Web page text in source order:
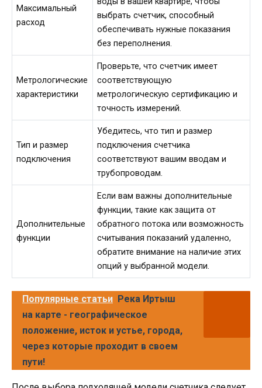
Максимальный
расход
выбрать счетчик, способный
обеспечивать нужные показания
без переполнения.
Метрологические
характеристики
Проверьте, что счетчик имеет
соответствующую
метрологическую сертификацию и
точность измерений.
Тип и размер
подключения
Убедитесь, что тип и размер
подключения счетчика
соответствуют вашим вводам и
трубопроводам.
Дополнительные
функции
Если вам важны дополнительные
функции, такие как защита от
обратного потока или возможность
считывания показаний удаленно,
обратите внимание на наличие этих
опций у выбранной модели.
Популярные статьи Река Иртыш
на карте - географическое
положение, исток и устье, города,
через которые проходит в своем
пути!